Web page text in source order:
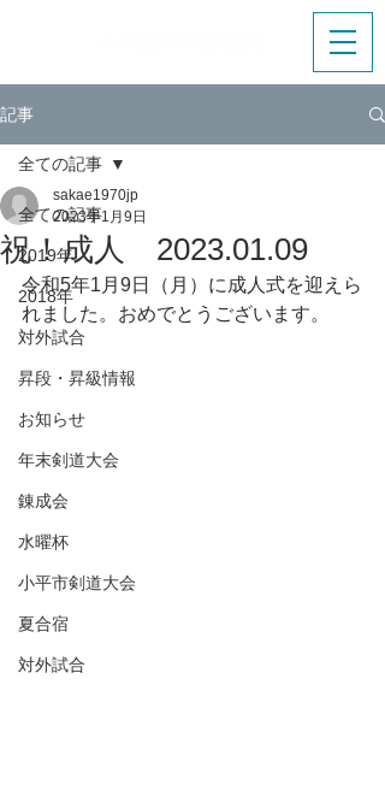
記事
全ての記事
2019年
2018年
対外試合
昇段・昇級情報
お知らせ
年末剣道大会
錬成会
水曜杯
小平市剣道大会
夏合宿
対外試合
全ての記事
祝！成人 2023.01.09
sakae1970jp
2023年1月9日
令和5年1月9日（月）に成人式を迎えら
れました。おめでとうございます。